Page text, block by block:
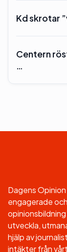
Kd skrotar
Centern
…
Dagens
engagerade
utveckla,
hjälp av
intäkter från